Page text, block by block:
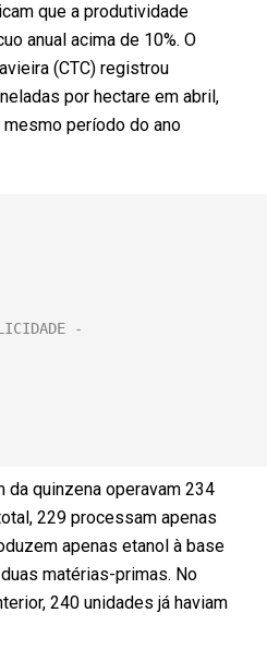
que a produtividade
anual acima de 10%. O
(CTC) registrou
por hectare em abril,
mesmo período do ano
da quinzena operavam 234
229 processam apenas
apenas etanol à base
matérias-primas. No
240 unidades já haviam